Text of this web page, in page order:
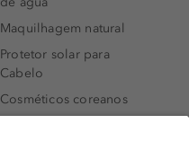
Maquilhagem natural
Protetor solar para
Cabelo
Cosméticos coreanos